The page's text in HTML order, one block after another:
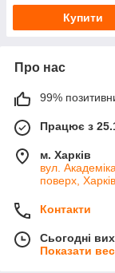
Купити
Про нас
99%
Працює з
м. Харків
вул.
поверх,
Контакти
Сьогодні
Показати